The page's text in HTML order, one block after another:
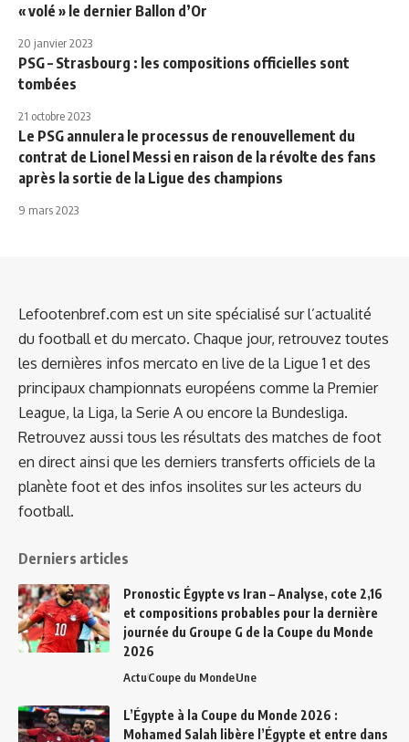
« volé » le dernier Ballon d’Or
20 janvier 2023
PSG – Strasbourg : les compositions officielles sont
tombées
21 octobre 2023
Le PSG annulera le processus de renouvellement du
contrat de Lionel Messi en raison de la révolte des fans
après la sortie de la Ligue des champions
9 mars 2023
Lefootenbref.com est un site spécialisé sur l’actualité
du football et du mercato. Chaque jour, retrouvez toutes
les dernières infos mercato en live de la Ligue 1 et des
principaux championnats européens comme la Premier
League, la Liga, la Serie A ou encore la Bundesliga.
Retrouvez aussi tous les résultats des matches de foot
en direct ainsi que les derniers transferts officiels de la
planète foot et des infos insolites sur les acteurs du
football.
Derniers articles
Pronostic Égypte vs Iran – Analyse, cote 2,16
et compositions probables pour la dernière
journée du Groupe G de la Coupe du Monde
2026
ActuCoupe du MondeUne
L’Égypte à la Coupe du Monde 2026 :
Mohamed Salah libère l’Égypte et entre dans